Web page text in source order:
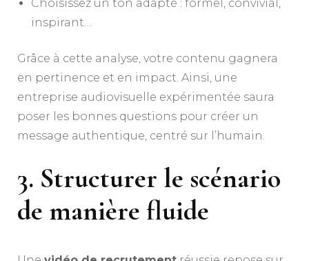
Choisissez un ton adapté : formel, convivial,
inspirant…
Grâce à cette analyse, votre contenu gagnera
en pertinence et en impact. Ainsi, une
entreprise audiovisuelle expérimentée saura
poser les bonnes questions pour créer un
message authentique, centré sur l’humain.
3. Structurer le scénario
de manière fluide